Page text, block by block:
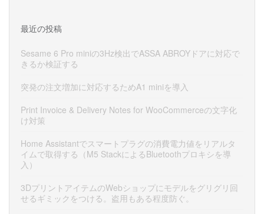
最近の投稿
Sesame 6 Pro miniの3Hz検出でASSA ABROYドアに対応で
きるか検証する
突発の注文増加に対応するためA1 miniを導入
Print Invoice & Delivery Notes for WooCommerceの文字化
け対策
Home Assistantでスマートプラグの消費電力値をリアルタ
イムで取得する（M5 StackによるBluetoothプロキシを導
入）
3DプリントアイテムのWebショップにモデルをグリグリ回
せるギミックをつける。盗用もある程度防ぐ。